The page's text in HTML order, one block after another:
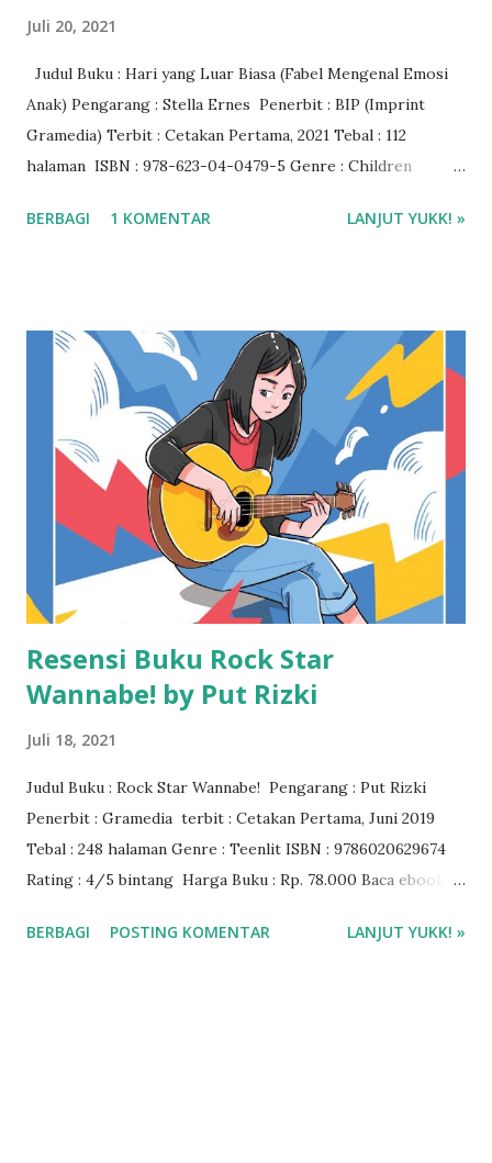
Juli 20, 2021
Judul Buku : Hari yang Luar Biasa (Fabel Mengenal Emosi
Anak) Pengarang : Stella Ernes Penerbit : BIP (Imprint
Gramedia) Terbit : Cetakan Pertama, 2021 Tebal : 112
halaman ISBN : 978-623-04-0479-5 Genre : Children
Harga buku : Rp. 75.000 Baca ebook di Gramedia Digital
BERBAGI 1 KOMENTAR LANJUT YUKK! »
Resensi Buku Rock Star
Wannabe! by Put Rizki
Juli 18, 2021
Judul Buku : Rock Star Wannabe! Pengarang : Put Rizki
Penerbit : Gramedia terbit : Cetakan Pertama, Juni 2019
Tebal : 248 halaman Genre : Teenlit ISBN : 9786020629674
Rating : 4/5 bintang Harga Buku : Rp. 78.000 Baca ebook
BERBAGI POSTING KOMENTAR LANJUT YUKK! »